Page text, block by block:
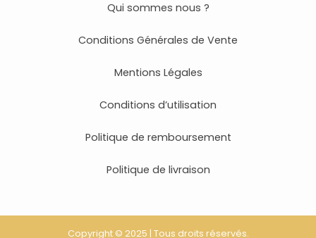
Qui sommes nous ?
Conditions Générales de Vente
Mentions Légales
Conditions d’utilisation
Politique de remboursement
Politique de livraison
Copyright © 2025 | Tous droits réservés.